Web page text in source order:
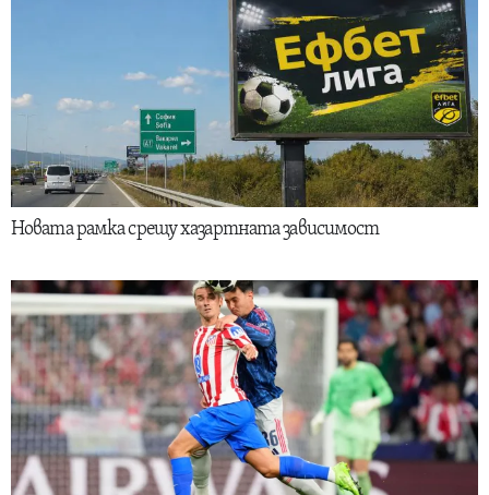
Новата рамка срещу хазартната зависимост